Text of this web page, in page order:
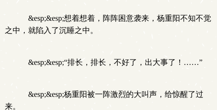
&esp;&esp;想着想着，阵阵困意袭来，杨重阳不知不觉
之中，就陷入了沉睡之中。
&esp;&esp;“排长，排长，不好了，出大事了！……”
&esp;&esp;杨重阳被一阵激烈的大叫声，给惊醒了过
来。